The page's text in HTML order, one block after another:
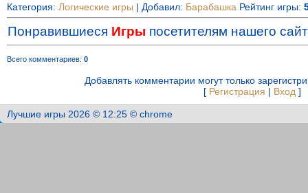
Категория: Логические игры | Добавил: Барабашка Рейтинг игры:
Понравившиеся Игры посетителям нашего
Всего комментариев: 0
Добавлять комментарии могут только
[ Регистрация | Вход ]
Лучшие игры 2026 © 12:25 © chrome